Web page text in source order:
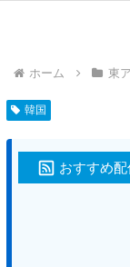
ホーム 東
韓国
おすすめ配